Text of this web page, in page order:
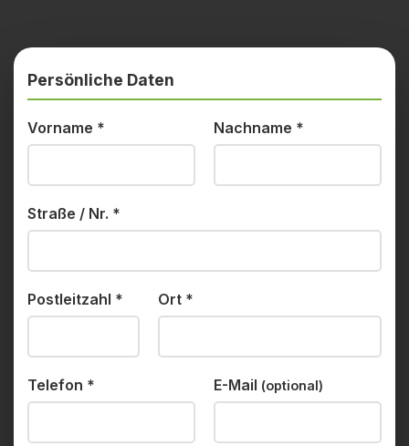
Persönliche Daten
Vorname * Nachname *
Straße / Nr. *
Postleitzahl * Ort *
Telefon * E-Mail (optional)